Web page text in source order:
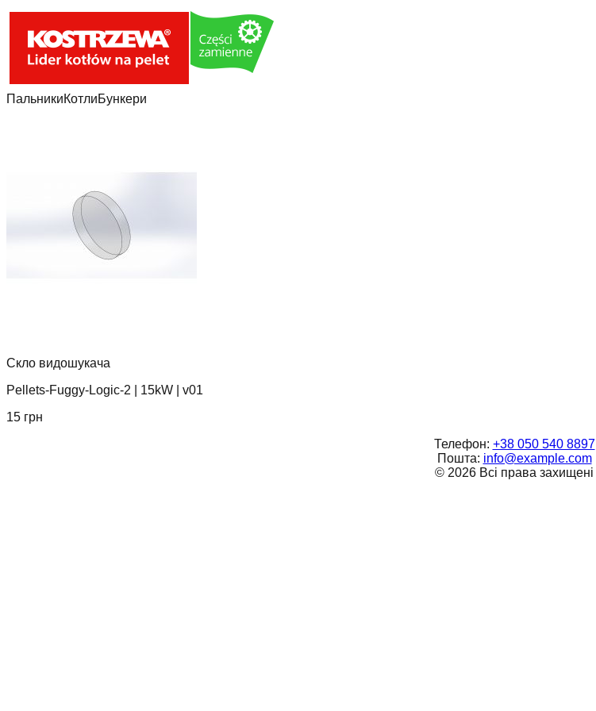
ПальникиКотлиБункери
Скло видошукача
Pellets-Fuggy-Logic-2
15kW
v01
15 грн
Телефон: +38 050 540 8897
Пошта: info@example.com
© 2026 Всі права захищені